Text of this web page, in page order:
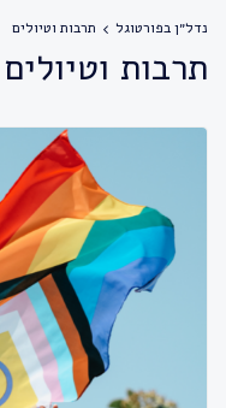
נדל״ן בפורטוגל תרבות וטיולים
תרבות וטיולים